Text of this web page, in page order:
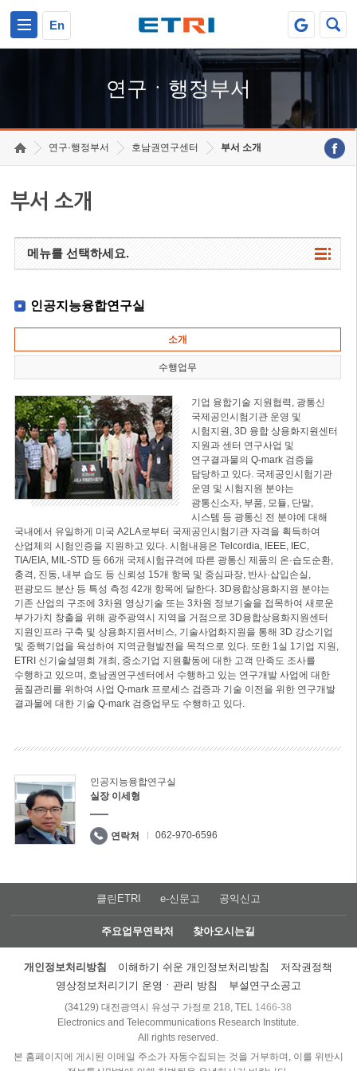
En
연구ㆍ행정부서
연구·행정부서 호남권연구센터 부서 소개
부서 소개
메뉴를 선택하세요.
인공지능융합연구실
소개
수행업무
기업 융합기술 지원협력, 광통신
국제공인시험기관 운영 및
시험지원, 3D 융합 상용화지원센터
지원과 센터 연구사업 및
연구결과물의 Q-mark 검증을
담당하고 있다. 국제공인시험기관
운영 및 시험지원 분야는
광통신소자, 부품, 모듈, 단말,
시스템 등 광통신 전 분야에 대해
국내에서 유일하게 미국 A2LA로부터 국제공인시험기관 자격을 획득하여
산업체의 시험인증을 지원하고 있다. 시험내용은 Telcordia, IEEE, IEC,
TIA/EIA, MIL-STD 등 66개 국제시험규격에 따른 광통신 제품의 온·습도순환,
충격, 진동, 내부 습도 등 신뢰성 15개 항목 및 중심파장, 반사·삽입손실,
편광모드 분산 등 특성 측정 42개 항목에 달한다. 3D융합상용화지원 분야는
기존 산업의 구조에 3차원 영상기술 또는 3차원 정보기술을 접목하여 새로운
부가가치 창출을 위해 광주광역시 지역을 거점으로 3D융합상용화지원센터
지원인프라 구축 및 상용화지원서비스, 기술사업화지원을 통해 3D 강소기업
및 중핵기업을 육성하여 지역균형발전을 목적으로 있다. 또한 1실 1기업 지원,
ETRI 신기술설명회 개최, 중소기업 지원활동에 대한 고객 만족도 조사를
수행하고 있으며, 호남권연구센터에서 수행하고 있는 연구개발 사업에 대한
품질관리를 위하여 사업 Q-mark 프로세스 검증과 기술 이전을 위한 연구개발
결과물에 대한 기술 Q-mark 검증업무도 수행하고 있다.
인공지능융합연구실
실장 이세형
연락처 062-970-6596
클린ETRI e-신문고 공익신고
주요업무연락처 찾아오시는길
개인정보처리방침 이해하기 쉬운 개인정보처리방침
저작권정책
영상정보처리기기 운영ㆍ관리 방침
부설연구소공고
(34129) 대전광역시 유성구 가정로 218, TEL 1466-38
Electronics and Telecommunications Research Institute.
All rights reserved.
본 홈페이지에 게시된 이메일 주소가 자동수집되는 것을 거부하며, 이를 위반시